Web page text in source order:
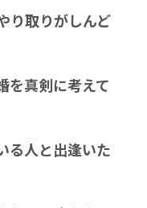
り取りがしんど
を真剣に考えて
る人と出逢いた